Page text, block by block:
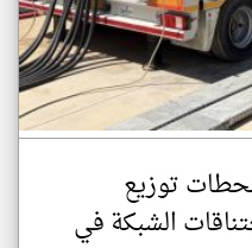
توزيع
الشبكة في